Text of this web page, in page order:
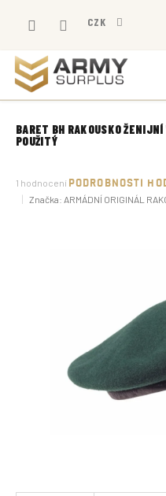
CZK
BARET BH RAKOUSKO
POUŽITÝ
Průměrné
hodnocení
produktu
1 hodnocení PODROBNOSTI
Značka: ARMÁDNÍ ORIGINÁL